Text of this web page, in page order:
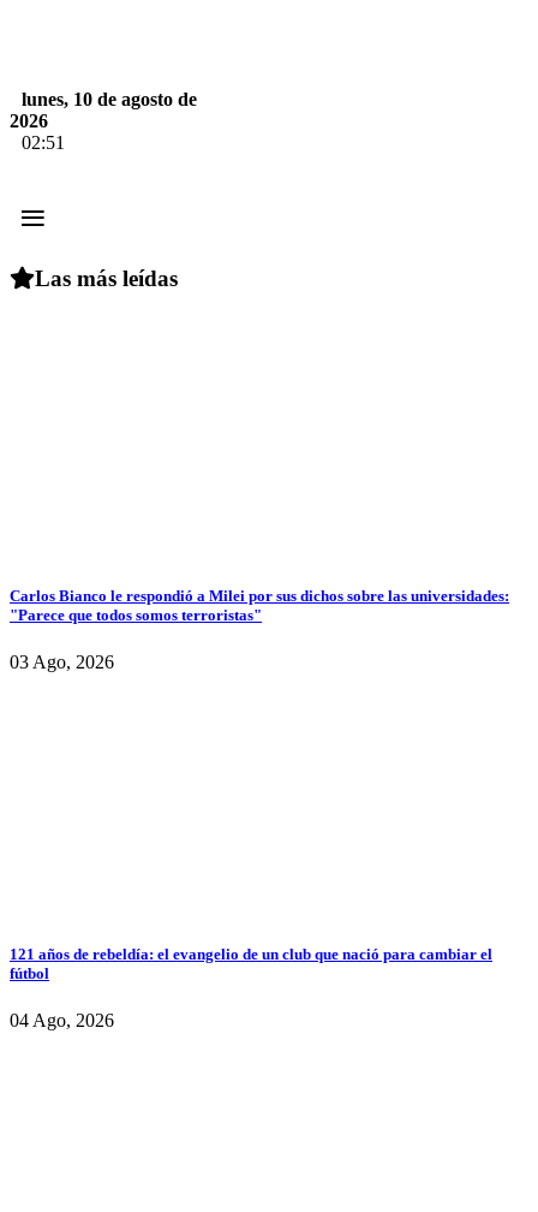
lunes, 10 de agosto de
2026
02:51
≡
Las más leídas
Carlos Bianco le respondió a Milei por sus dichos sobre las universidades:
"Parece que todos somos terroristas"
03 Ago, 2026
121 años de rebeldía: el evangelio de un club que nació para cambiar el
fútbol
04 Ago, 2026